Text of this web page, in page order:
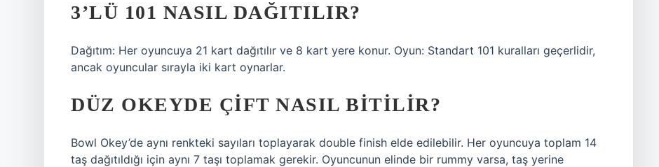
3’LÜ 101 NASIL DAĞITILIR?
Dağıtım: Her oyuncuya 21 kart dağıtılır ve 8 kart yere konur. Oyun: Standart 101 kuralları geçerlidir,
ancak oyuncular sırayla iki kart oynarlar.
DÜZ OKEYDE ÇIFT NASIL BITILIR?
Bowl Okey’de aynı renkteki sayıları toplayarak double finish elde edilebilir. Her oyuncuya toplam 14
taş dağıtıldığı için aynı 7 taşı toplamak gerekir. Oyuncunun elinde bir rummy varsa, taş yerine